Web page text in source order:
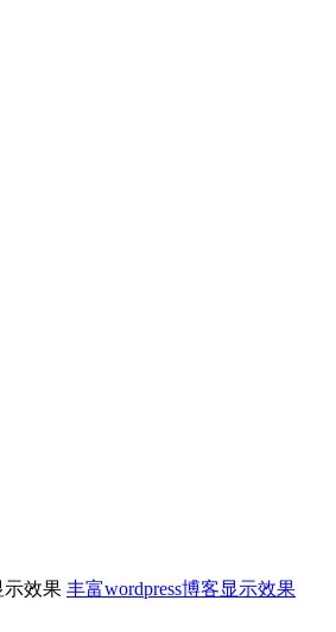
丰富wordpress博客显示效果